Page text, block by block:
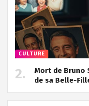
CULTURE
Mort de Bruno
de sa Belle-